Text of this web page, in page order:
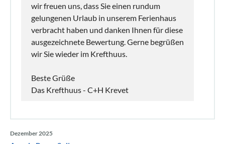
wir freuen uns, dass Sie einen rundum
gelungenen Urlaub in unserem Ferienhaus
verbracht haben und danken Ihnen für diese
ausgezeichnete Bewertung. Gerne begrüßen
wir Sie wieder im Krefthuus.
Beste Grüße
Das Krefthuus - C+H Krevet
Dezember 2025